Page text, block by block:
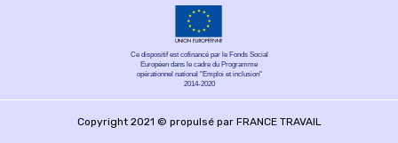
Ce dispositif est cofinancé par le Fonds Social
Européen dans le cadre du Programme
opérationnel national "Emploi et inclusion"
2014-2020
Copyright 2021 © propulsé par FRANCE TRAVAIL